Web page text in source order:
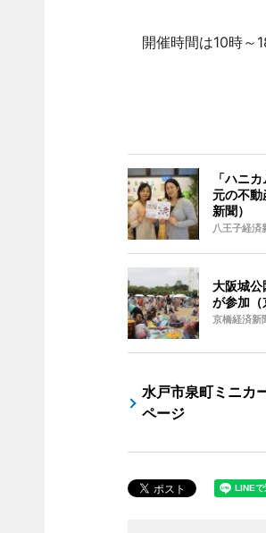
開催時間は10時～
「ハニ
元の不
新聞）
八王子経済
大阪城公
が参加（
京橋経済新
水戸市泉町ミニカ
ページ